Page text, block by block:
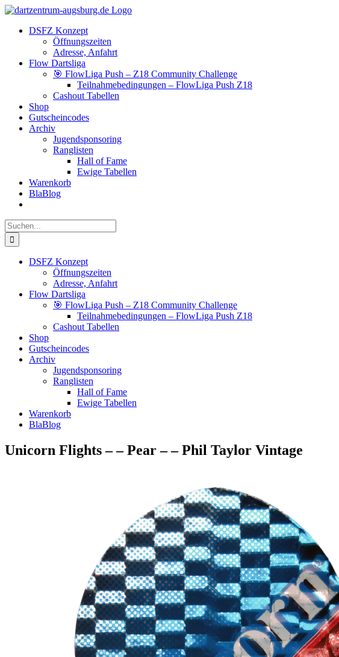
Zum
springen
Facebook
Instagram
YouTube
DSFZ Konzept
Öffnungszeiten
Adresse, Anfahrt
Flow Dartsliga
🎯 FlowLiga Push – Z18 Community Challenge
Teilnahmebedingungen – FlowLiga Push Z18
Cashout Tabellen
Shop
Gutscheincodes
Archiv
Jugendsponsoring
Ranglisten
Hall of Fame
Ewige Tabellen
Warenkorb
BlaBlog
Suche
nach:
DSFZ Konzept
Öffnungszeiten
Adresse, Anfahrt
Flow Dartsliga
🎯 FlowLiga Push – Z18 Community Challenge
Teilnahmebedingungen – FlowLiga Push Z18
Cashout Tabellen
Shop
Gutscheincodes
Archiv
Jugendsponsoring
Ranglisten
Hall of Fame
Ewige Tabellen
Warenkorb
BlaBlog
Unicorn Flights – – Pear – – Phil Taylor Vintage